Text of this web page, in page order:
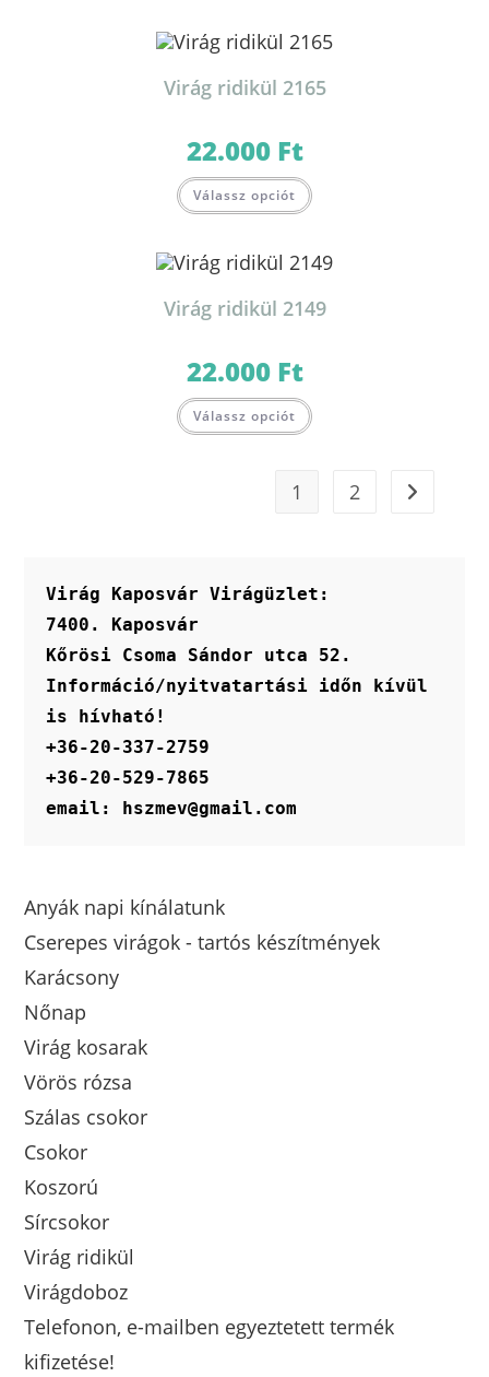
Virág ridikül 2165
22.000 Ft
Válassz opciót
Virág ridikül 2149
22.000 Ft
Válassz opciót
1 2
Virág Kaposvár Virágüzlet:
7400. Kaposvár
Kőrösi Csoma Sándor utca 52.
Információ/nyitvatartási időn kívül
is hívható!
+36-20-337-2759
+36-20-529-7865
email: hszmev@gmail.com
Anyák napi kínálatunk
Cserepes virágok - tartós készítmények
Karácsony
Nőnap
Virág kosarak
Vörös rózsa
Szálas csokor
Csokor
Koszorú
Sírcsokor
Virág ridikül
Virágdoboz
Telefonon, e-mailben egyeztetett termék
kifizetése!